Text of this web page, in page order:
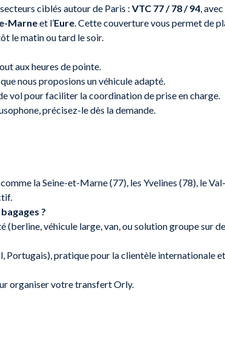
ciblés autour de Paris : VTC 77 / 78 / 94 ,
Marneet l’Eure . Cette couverture vous permet de
le matin ou tard le soir.
aux heures de pointe.
nous proposions un véhicule adapté.
vol pour faciliter la coordination de prise en charge.
précisez-le dès la demande.
la Seine-et-Marne (77), les Yvelines (78), le
?
véhicule large, van, ou solution groupe sur
pratique pour la clientèle internationale et
organiser votre transfert Orly.